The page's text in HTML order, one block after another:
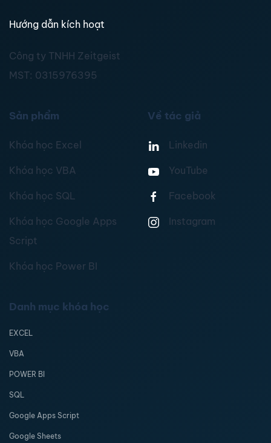
Hướng dẫn kích hoạt
Công ty TNHH Zeitgeist
MST: 0315976395
Sản phẩm
Khóa học Excel
Khóa học VBA
Khóa học SQL
Khóa học Google Apps
Script
Khóa học Power BI
Về tác giả
Linkedin
YouTube
Facebook
Instagram
Danh mục khóa học
EXCEL
VBA
POWER BI
SQL
Google Apps Script
Google Sheets